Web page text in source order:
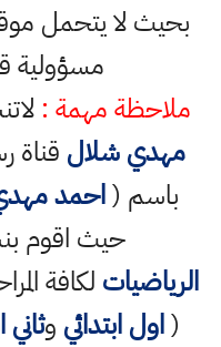
بحيث لا يتحمل
مسؤولية
ملاحظة مهمة :
مهدي شلال قناة
باسم (احمد
حيث اقوم
الرياضيات لكافة
(اول ابتدائي وثاني